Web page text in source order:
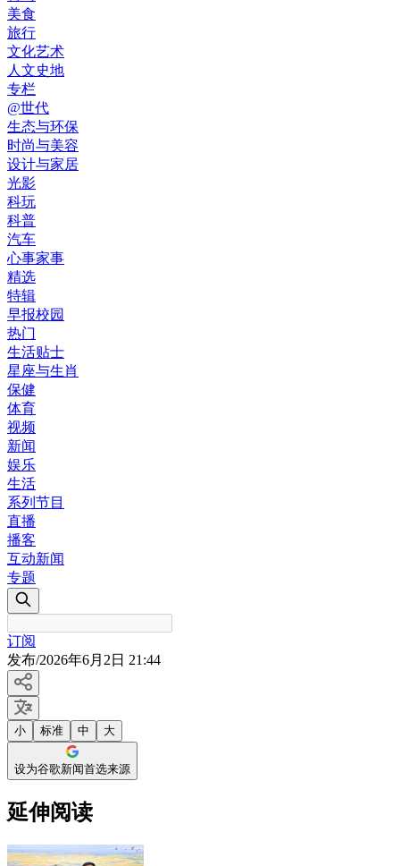
美食
旅行
文化艺术
人文史地
专栏
@世代
生态与环保
时尚与美容
设计与家居
光影
科玩
科普
汽车
心事家事
精选
特辑
早报校园
热门
生活贴士
星座与生肖
保健
体育
视频
新闻
娱乐
生活
系列节目
直播
播客
互动新闻
专题
订阅
发布/2026年6月2日 21:44
小 标准 中 大
设为谷歌新闻首选来源
延伸阅读